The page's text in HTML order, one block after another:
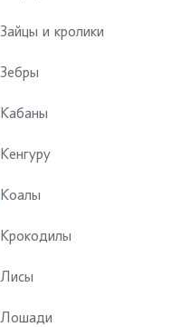
Зайцы и кролики
Зебры
Кабаны
Кенгуру
Коалы
Крокодилы
Лисы
Лошади